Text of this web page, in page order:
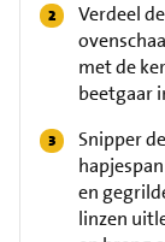
Verdeel
met de
beetgaar
Snipper
en
linzen